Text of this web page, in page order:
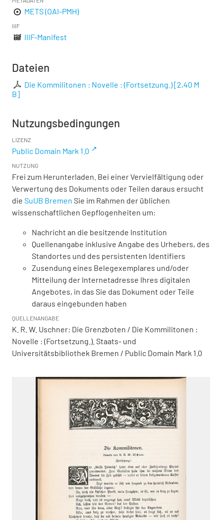
METS (OAI-PMH)
IIIF
IIIF-Manifest
Dateien
Die Kommilitonen : Novelle : (Fortsetzung.)[2,40 M
B]
Nutzungsbedingungen
LIZENZ
Public Domain Mark 1.0
NUTZUNG
Frei zum Herunterladen. Bei einer Vervielfältigung oder
Verwertung des Dokuments oder Teilen daraus ersucht
die SuUB Bremen Sie im Rahmen der üblichen
wissenschaftlichen Gepflogenheiten um:
Nachricht an die besitzende Institution
Quellenangabe inklusive Angabe des Urhebers, des
Standortes und des persistenten Identifiers
Zusendung eines Belegexemplares und/oder
Mitteilung der Internetadresse Ihres digitalen
Angebotes, in das Sie das Dokument oder Teile
daraus eingebunden haben
QUELLENANGABE
K. R. W. Uschner: Die Grenzboten / Die Kommilitonen :
Novelle : (Fortsetzung.). Staats- und
Universitätsbibliothek Bremen / Public Domain Mark 1.0